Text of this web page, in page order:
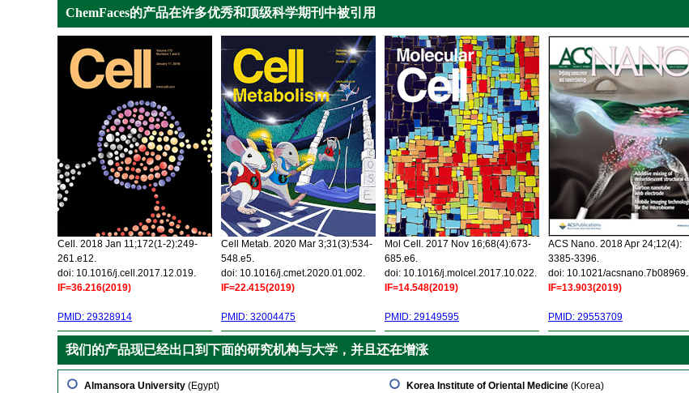
ChemFaces的产品在许多优秀和顶级科学期刊中被引用
Cell. 2018 Jan 11;172(1-2):249-
261.e12.
doi: 10.1016/j.cell.2017.12.019.
IF=36.216(2019)
PMID: 29328914
Cell Metab. 2020 Mar 3;31(3):534-
548.e5.
doi: 10.1016/j.cmet.2020.01.002.
IF=22.415(2019)
PMID: 32004475
Mol Cell. 2017 Nov 16;68(4):673-
685.e6.
doi: 10.1016/j.molcel.2017.10.022.
IF=14.548(2019)
PMID: 29149595
ACS Nano. 2018 Apr 24;12(4):
3385-3396.
doi: 10.1021/acsnano.7b08969.
IF=13.903(2019)
PMID: 29553709
我们的产品现已经出口到下面的研究机构与大学，并且还在增涨
Almansora University (Egypt)
Korea Institute of Oriental Medicine (Korea)